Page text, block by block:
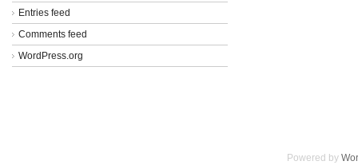
Entries feed
Comments feed
WordPress.org
Powered by